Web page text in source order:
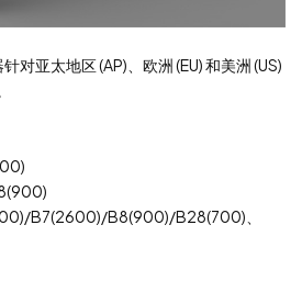
对亚太地区 (AP)、欧洲 (EU) 和美洲 (US)
B7(2600)/B8(900)/B28(700)、